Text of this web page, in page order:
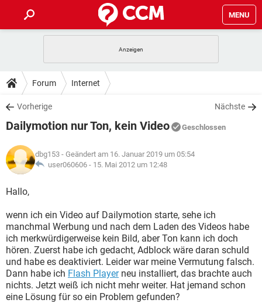
MENU
ANDROID
WINDOWS 10
WHATSAPP TIKTOK
FACEBOOK
TIPPS & TRICKS
SPIELE
WHATSAPP TIKTOK
FACEBOOK
DOWNLOADS
SPIELE STREAMING
ANDROID
WINDOWS 10 INSTAGRAM
WHATSAPP
FORUM
SPIELE STREAMING
ANDROID
WINDOWS 10
WHATSAPP TIKTOK
FACEBOOK HARDWARE
LEXIKON
SPIELE
WINDOWS 10 INSTAGRAM
WHATSAPP TIKTOK
FACEBOOK HARDWARE
Forum Internet
Vorherige Nächste
Dailymotion nur Ton, kein Video Geschlossen
dbg153 - Geändert am 16. Januar 2019 um 05:54
user060606 - 15. Mai 2012 um 12:48
Hallo,
wenn ich ein Video auf Dailymotion starte, sehe ich
manchmal Werbung und nach dem Laden des Videos habe
ich merkwürdigerweise kein Bild, aber Ton kann ich doch
hören. Zuerst habe ich gedacht, Adblock wäre daran schuld
und habe es deaktiviert. Leider war meine Vermutung falsch.
Dann habe ich Flash Playerneu installiert, das brachte auch
nichts. Jetzt weiß ich nicht mehr weiter. Hat jemand schon
eine Lösung für so ein Problem gefunden?